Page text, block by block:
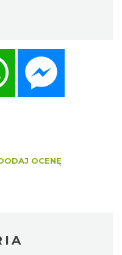
WhatsApp
OCENĘ